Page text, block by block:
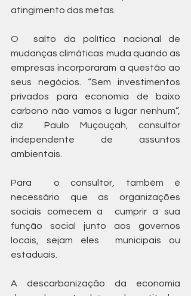
atingimento das metas.
O  salto da política nacional de
mudanças climáticas muda quando as
empresas incorporaram a questão ao
seus negócios. “Sem investimentos
privados para economia de baixo
carbono não vamos a lugar nenhum”,
diz  Paulo Muçouçah, consultor
independente de assuntos
ambientais.
Para  o consultor, também é
necessário que as organizações
sociais comecem a  cumprir a sua
função social junto aos governos
locais, sejam eles  municipais ou
estaduais.
A descarbonização da economia